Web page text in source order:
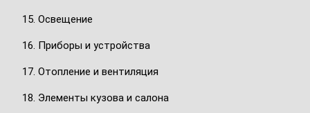
15. Освещение
16. Приборы и устройства
17. Отопление и вентиляция
18. Элементы кузова и салона